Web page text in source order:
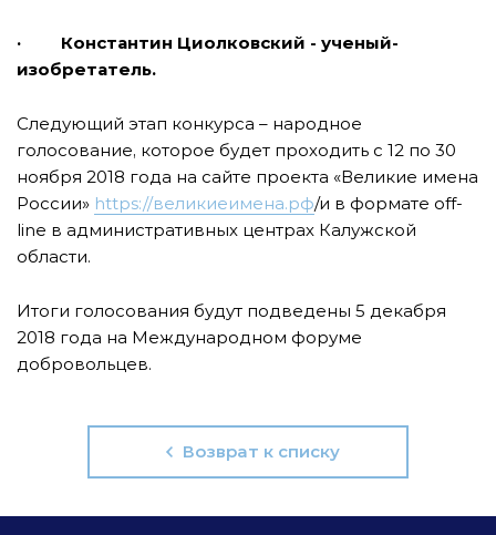
· Константин Циолковский - ученый-
изобретатель.
Следующий этап конкурса – народное
голосование, которое будет проходить с 12 по 30
ноября 2018 года на сайте проекта «Великие имена
России» https://великиеимена.рф/и в формате off-
line в административных центрах Калужской
области.
Итоги голосования будут подведены 5 декабря
2018 года на Международном форуме
добровольцев.
Возврат к списку